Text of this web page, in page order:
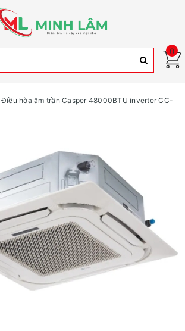
0
Điều hòa âm trần Casper 48000BTU inverter CC-